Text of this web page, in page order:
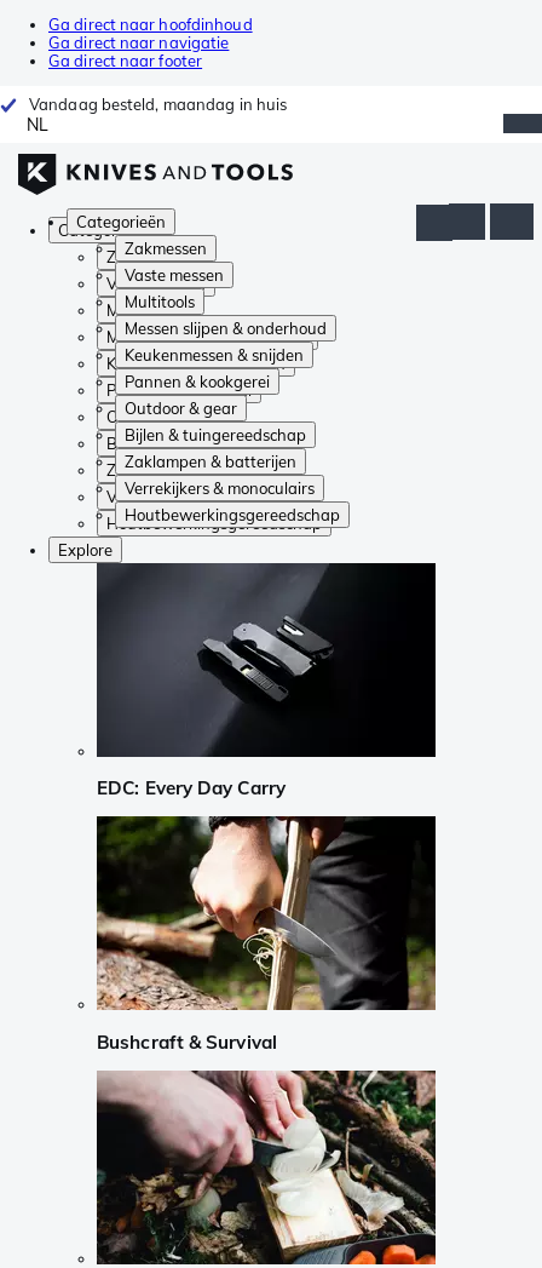
Ga direct naar hoofdinhoud
Ga direct naar navigatie
Ga direct naar footer
Vandaag besteld, maandag in huis
NL
Categorieën
Zakmessen
Vaste messen
Multitools
Messen slijpen & onderhoud
Keukenmessen & snijden
Pannen & kookgerei
Outdoor & gear
Bijlen & tuingereedschap
Zaklampen & batterijen
Verrekijkers & monoculairs
Houtbewerkingsgereedschap
Categorieën
Zakmessen
Vaste messen
Multitools
Messen slijpen & onderhoud
Keukenmessen & snijden
Pannen & kookgerei
Outdoor & gear
Bijlen & tuingereedschap
Zaklampen & batterijen
Verrekijkers & monoculairs
Houtbewerkingsgereedschap
Explore
EDC: Every Day Carry
Bushcraft & Survival